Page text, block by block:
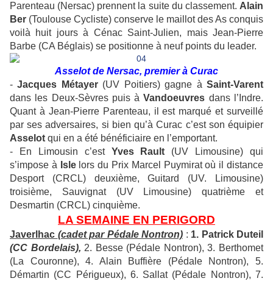
Parenteau (Nersac) prennent la suite du classement. Alain
Ber (Toulouse Cycliste) conserve le maillot des As conquis
voilà huit jours à Cénac Saint-Julien, mais Jean-Pierre
Barbe (CA Béglais) se positionne à neuf points du leader.
Asselot de Nersac, premier à Curac
-Jacques Métayer(UV Poitiers) gagne àSaint-Varent
dans les Deux-Sèvres puis àVandoeuvres dans l’Indre.
Quant à Jean-Pierre Parenteau, il est marqué et surveillé
par ses adversaires, si bien qu’à Curac c’est son équipier
Asselot qui en a été bénéficiaire en l’emportant.
- En Limousin c’est Yves Rault (UV Limousine) qui
s’impose à Islelors du Prix Marcel Puymirat où il distance
Desport (CRCL) deuxième, Guitard (UV. Limousine)
troisième, Sauvignat (UV Limousine) quatrième et
Desmartin (CRCL) cinquième.
LA SEMAINE EN PERIGORD
Javerlhac (cadet par Pédale Nontron) : 1. Patrick Duteil
(CC Bordelais), 2. Besse (Pédale Nontron), 3. Berthomet
(La Couronne), 4. Alain Buffière (Pédale Nontron), 5.
Démartin (CC Périgueux), 6. Sallat (Pédale Nontron), 7.